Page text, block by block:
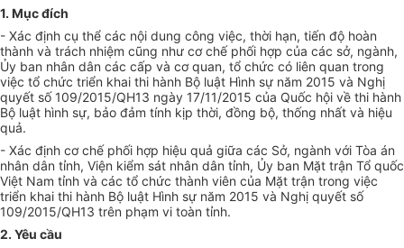
1. Mục đích
- Xác định cụ thể các nội dung công việc, thời hạn, tiến độ hoàn
thành và trách nhiệm cũng như cơ chế phối hợp của các sở, ngành,
Ủy ban nhân dân các cấp và cơ quan, tổ chức có liên quan trong
việc tổ chức triển khai thi hành Bộ luật Hình sự năm 2015 và Nghị
quyết số 109/2015/QH13 ngày 17/11/2015 của Quốc hội về thi hành
Bộ luật hình sự, bảo đảm tính kịp thời, đồng bộ, thống nhất và hiệu
quả.
- Xác định cơ chế phối hợp hiệu quả giữa các Sở, ngành với Tòa án
nhân dân tỉnh, Viện kiểm sát nhân dân tỉnh, Ủy ban Mặt trận Tổ quốc
Việt Nam tỉnh và các tổ chức thành viên của Mặt trận trong việc
triển khai thi hành Bộ luật Hình sự năm 2015 và Nghị quyết số
109/2015/QH13 trên phạm vi toàn tỉnh.
2. Yêu cầu